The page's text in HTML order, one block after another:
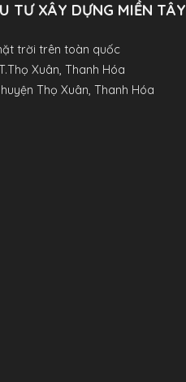
TƯ XÂY DỰNG MIỀN TÂY
trời trên toàn quốc
Xuân, Thanh Hóa
Thọ Xuân, Thanh Hóa